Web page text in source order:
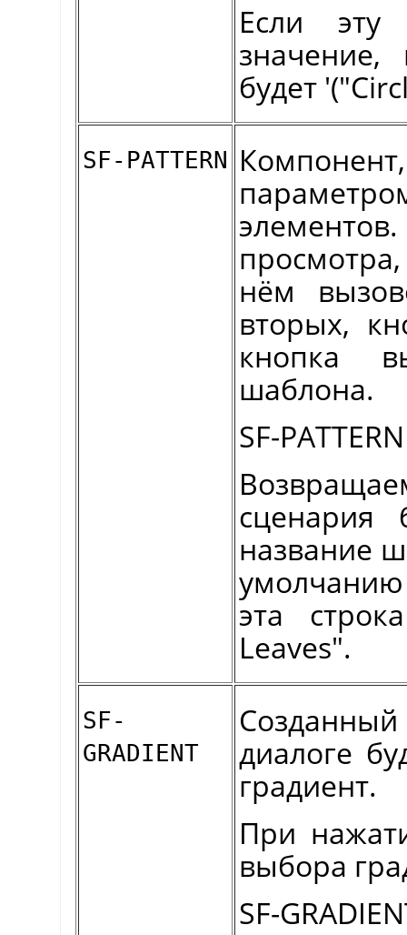
Если
значение,
будет
SF-PATTERN
нём
вторых,
кнопка
шаблона.
SF-
сценария
название
эта
Leaves".
SF-
GRADIENT
диалоге
градиент.
При
выбора
SF-